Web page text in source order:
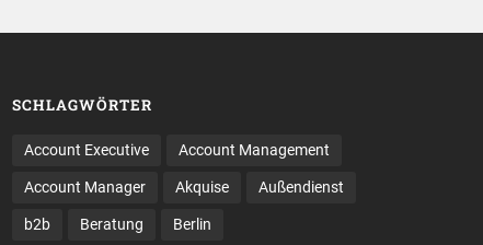
SCHLAGWÖRTER
Account Executive Account Management
Account Manager Akquise Außendienst
b2b Beratung Berlin